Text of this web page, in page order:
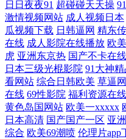
妻久久精品 91视频观看% 美女
天堂社区5月天 国产久久免费视
91传媒福利片 狠狠草网站 在线
AV 豆花观频在线观看 伪娘ts人
版 www色色天堂 色色精品影院
日日夜夜91 超碰碰天天操
激情视频网站 成人视频日本
瓜视频下载 日韩逼网 精东
在线 成人影院在线播放 欧
虎 亚洲东京热 国产不卡在线
日本三级光棍影院 91大神精
看网站 综合日韩欧美 草逼
在线 69性影院 福利资源在线
黄色岛国网站 欧美一xxxxx
日本高清 国产国产一区 亚
综合 欧美69潮喷 伦理片app